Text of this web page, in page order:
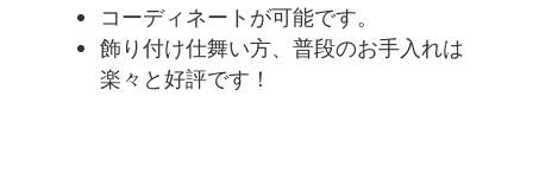
コーディネートが可能です。
飾り付け仕舞い方、普段のお手入れは
楽々と好評です！